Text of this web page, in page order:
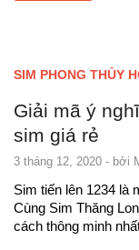
SIM PHONG THỦY
Giải mã ý
sim giá rẻ
3 tháng 12, 2020 - bởi
Sim tiến lên 1234 là
Cùng Sim Thăng
cách thông minh